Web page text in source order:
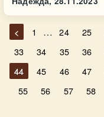
< 1 … 24 25
33
34 35 36
44
45 46 47
55
56 57 58